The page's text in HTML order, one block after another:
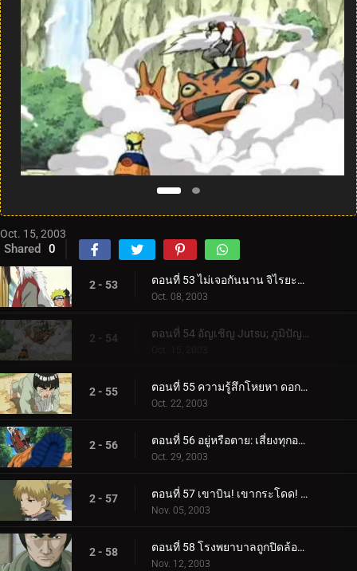
Oct. 15, 2003
Shared 0
2 - 53 ตอนที่ 53 ไม่เจอกันนาน จิไรยะกลับมาแล้ว!
Oct. 08, 2003
2 - 54
Oct. 15, 2003
2 - 55 ตอนที่ 55 ความรู้สึกโหยหา ดอกไม้ที่เต็มไปด้วยความหวัง
Oct. 22, 2003
2 - 56 ตอนที่ 56 อยู่หรือตาย: เสี่ยงทุกอย่างเพื่อชนะทุกสิ่ง!
Oct. 29, 2003
2 - 57 ตอนที่ 57 เขาบิน! เขากระโดด! เขาซุ่มซ่อน! หัวหน้าคางคกปรากฏตัว!
Nov. 05, 2003
2 - 58 ตอนที่ 58 โรงพยาบาลถูกปิดล้อม: มือปีศาจถูกเปิดเผย!
Nov. 12, 2003